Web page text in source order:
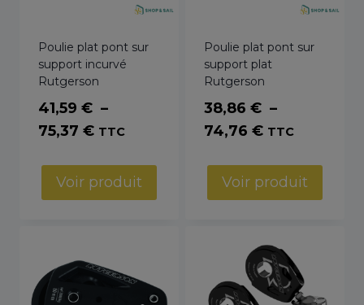
Poulie plat pont sur
support incurvé
Rutgerson
41,59 € –
75,37 €Plage
prix :
41,59 €
TTC
Voir produit
Poulie plat pont sur
support plat
Rutgerson
38,86 € –
74,76 €Plage
prix :
38,86 €
74,76 €
TTC
Voir produit